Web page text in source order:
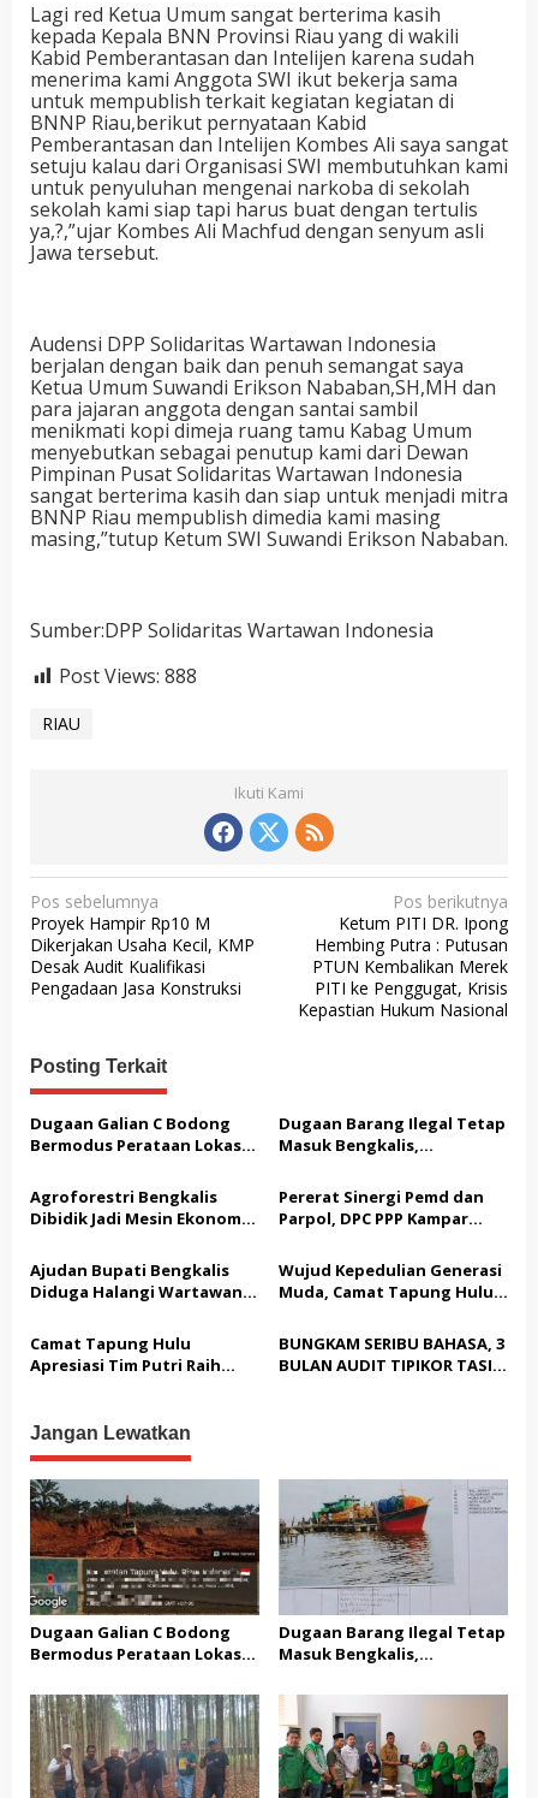
Lagi red Ketua Umum sangat berterima kasih
kepada Kepala BNN Provinsi Riau yang di wakili
Kabid Pemberantasan dan Intelijen karena sudah
menerima kami Anggota SWI ikut bekerja sama
untuk mempublish terkait kegiatan kegiatan di
BNNP Riau,berikut pernyataan Kabid
Pemberantasan dan Intelijen Kombes Ali saya sangat
setuju kalau dari Organisasi SWI membutuhkan kami
untuk penyuluhan mengenai narkoba di sekolah
sekolah kami siap tapi harus buat dengan tertulis
ya,?,”ujar Kombes Ali Machfud dengan senyum asli
Jawa tersebut.
Audensi DPP Solidaritas Wartawan Indonesia
berjalan dengan baik dan penuh semangat saya
Ketua Umum Suwandi Erikson Nababan,SH,MH dan
para jajaran anggota dengan santai sambil
menikmati kopi dimeja ruang tamu Kabag Umum
menyebutkan sebagai penutup kami dari Dewan
Pimpinan Pusat Solidaritas Wartawan Indonesia
sangat berterima kasih dan siap untuk menjadi mitra
BNNP Riau mempublish dimedia kami masing
masing,”tutup Ketum SWI Suwandi Erikson Nababan.
Sumber:DPP Solidaritas Wartawan Indonesia
Post Views: 888
RIAU
Ikuti Kami
N
a
v
i
a
s
i
o
Pos sebelumnya
Proyek Hampir Rp10 M
Dikerjakan Usaha Kecil, KMP
Desak Audit Kualifikasi
Pengadaan Jasa Konstruksi
Pos berikutnya
Ketum PITI DR. Ipong
Hembing Putra : Putusan
PTUN Kembalikan Merek
PITI ke Penggugat, Krisis
Kepastian Hukum Nasional
Posting Terkait
Dugaan Galian C Bodong
Bermodus Perataan Lokasi
Riau Akan Tinjauan Lokasi
Dugaan Barang Ilegal Tetap
Masuk Bengkalis,
Dipertanyakan
Agroforestri Bengkalis
Dibidik Jadi Mesin Ekonomi,
Pengusaha Porang
Pererat Sinergi Pemd dan
Parpol, DPC PPP Kampar
Wakil Bupati Kampar
Ajudan Bupati Bengkalis
Diduga Halangi Wartawan
Laporan Dugaan
Pembatasan Pers
Wujud Kepedulian Generasi
Muda, Camat Tapung Hulu
Kirim Utusan di Liga IV
Camat Tapung Hulu
Apresiasi Tim Putri Raih
BUNGKAM SERIBU BAHASA, 3
BULAN AUDIT TIPIKOR TASIK
Jangan Lewatkan
Dugaan Galian C Bodong
Bermodus Perataan Lokasi
Riau Akan Tinjauan Lokasi
Dugaan Barang Ilegal Tetap
Masuk Bengkalis,
Dipertanyakan